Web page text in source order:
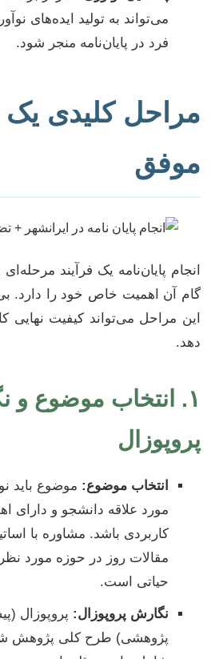
می‌تواند به تولید ایده‌های
فرد در پایان‌نامه منجر شود.
مراحل کلیدی یک
موفق
انجام پایان‌نامه یک فرآیند
گام آن اهمیت خاص خود را دارد.
این مراحل می‌تواند کیفیت نهایی
دهد.
۱. انتخاب موضوع و
پروپوزال
انتخاب موضوع: موضوع باید
مورد علاقه دانشجو و دارای
کاربردی باشد. مشاوره با
مقالات روز در حوزه مورد
حیاتی است.
نگارش پروپوزال: پروپوزال
پژوهشی) طرح کلی پژوهش